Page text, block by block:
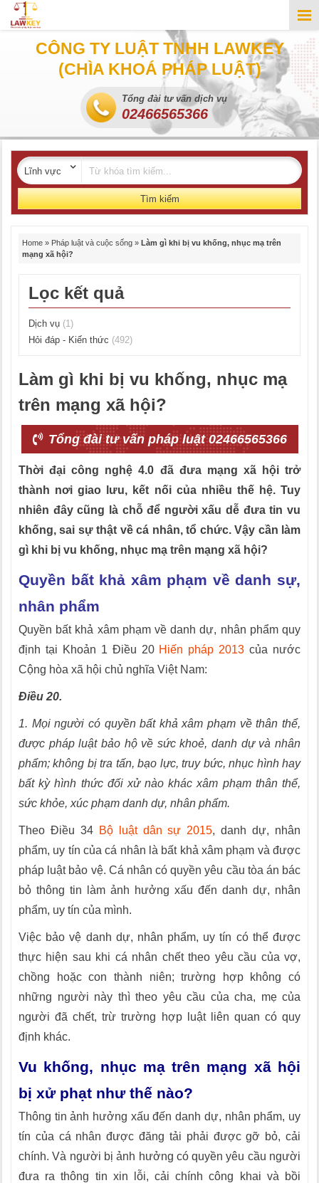
CÔNG TY LUẬT TNHH LAWKEY
(CHÌA KHOÁ PHÁP LUẬT)
Tổng đài tư vấn dịch vụ
02466565366
Tìm kiếm
Home » Pháp luật và cuộc sống » Làm gì khi bị vu khống, nhục mạ trên
mạng xã hội?
Lọc kết quả
Dịch vụ (1)
Hỏi đáp - Kiến thức (492)
Làm gì khi bị vu khống, nhục mạ
trên mạng xã hội?
Tổng đài tư vấn pháp luật 02466565366
Thời đại công nghệ 4.0 đã đưa mạng xã hội trở
thành nơi giao lưu, kết nối của nhiều thế hệ. Tuy
nhiên đây cũng là chỗ để người xấu dễ đưa tin vu
khống, sai sự thật về cá nhân, tổ chức. Vậy cần làm
gì khi bị vu khống, nhục mạ trên mạng xã hội?
Quyền bất khả xâm phạm về danh sự,
nhân phẩm
Quyền bất khả xâm phạm về danh dự, nhân phẩm quy
định tại Khoản 1 Điều 20 Hiến pháp 2013 của nước
Cộng hòa xã hội chủ nghĩa Việt Nam:
Điều 20.
1. Mọi người có quyền bất khả xâm phạm về thân thể,
được pháp luật bảo hộ về sức khoẻ, danh dự và nhân
phẩm; không bị tra tấn, bạo lực, truy bức, nhục hình hay
bất kỳ hình thức đối xử nào khác xâm phạm thân thể,
sức khỏe, xúc phạm danh dự, nhân phẩm.
Theo Điều 34 Bộ luật dân sự 2015, danh dự, nhân
phẩm, uy tín của cá nhân là bất khả xâm phạm và được
pháp luật bảo vệ. Cá nhân có quyền yêu cầu tòa án bác
bỏ thông tin làm ảnh hưởng xấu đến danh dự, nhân
phẩm, uy tín của mình.
Việc bảo vệ danh dự, nhân phẩm, uy tín có thể được
thực hiện sau khi cá nhân chết theo yêu cầu của vợ,
chồng hoặc con thành niên; trường hợp không có
những người này thì theo yêu cầu của cha, mẹ của
người đã chết, trừ trường hợp luật liên quan có quy
định khác.
Vu khống, nhục mạ trên mạng xã hội
bị xử phạt như thế nào?
Thông tin ảnh hưởng xấu đến danh dự, nhân phẩm, uy
tín của cá nhân được đăng tải phải được gỡ bỏ, cải
chính. Và người bị ảnh hưởng có quyền yêu cầu người
đưa ra thông tin xin lỗi, cải chính công khai và bồi